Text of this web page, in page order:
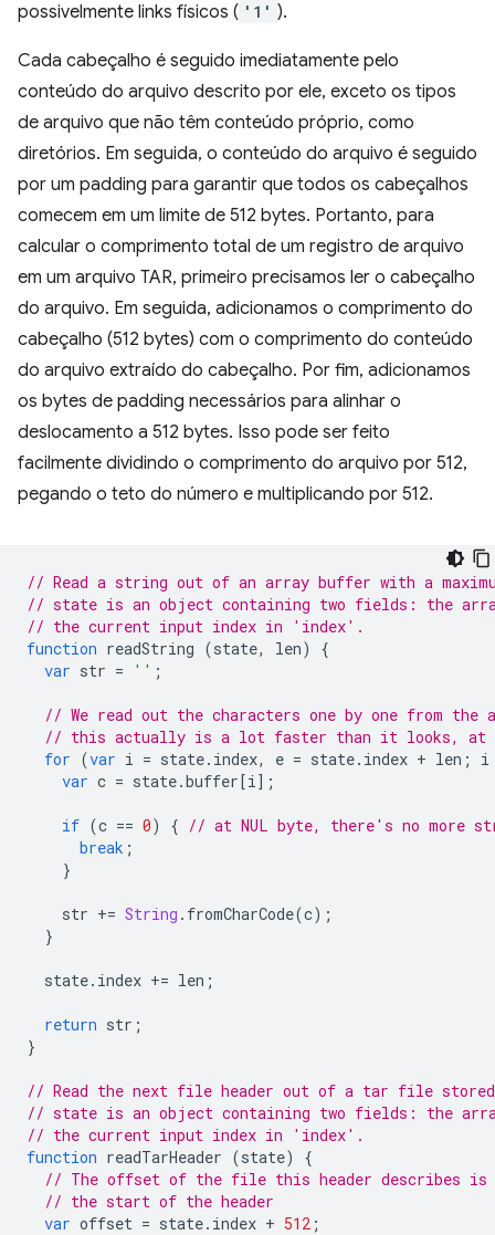
possivelmente links físicos ( '1' ).
Cada cabeçalho é seguido imediatamente pelo
conteúdo do arquivo descrito por ele, exceto os tipos
de arquivo que não têm conteúdo próprio, como
diretórios. Em seguida, o conteúdo do arquivo é seguido
por um padding para garantir que todos os cabeçalhos
comecem em um limite de 512 bytes. Portanto, para
calcular o comprimento total de um registro de arquivo
em um arquivo TAR, primeiro precisamos ler o cabeçalho
do arquivo. Em seguida, adicionamos o comprimento do
cabeçalho (512 bytes) com o comprimento do conteúdo
do arquivo extraído do cabeçalho. Por fim, adicionamos
os bytes de padding necessários para alinhar o
deslocamento a 512 bytes. Isso pode ser feito
facilmente dividindo o comprimento do arquivo por 512,
pegando o teto do número e multiplicando por 512.
// Read a string out of an array buffer with a
// state is an object containing two fields: the
// the current input index in 'index'.
function readString (state, len)
{
var str = '' ;
// We read out the characters one by one from the
// this actually is a lot faster than it looks, at
for (var i = state. index, e = state. index + len ;
i
var c = state.buffer[i];
if (c == 0) { // at NUL byte, there's no more
break ;
}
str += String . fromCharCode(c);
}
state. index += len ;
return str ;
}
// Read the next file header out of a tar file
// state is an object containing two fields: the
// the current input index in 'index'.
function readTarHeader (state)
{
// The offset of the file this header describes is
// the start of the header
var offset = state. index + 512 ;